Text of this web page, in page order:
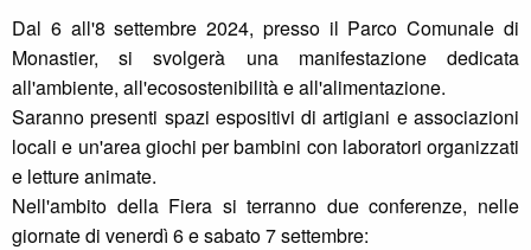
Dal 6 all'8 settembre 2024, presso il Parco Comunale di
Monastier, si svolgerà una manifestazione dedicata
all'ambiente, all'ecosostenibilità e all'alimentazione.
Saranno presenti spazi espositivi di artigiani e associazioni
locali e un'area giochi per bambini con laboratori organizzati
e letture animate.
Nell'ambito della Fiera si terranno due conferenze, nelle
giornate di venerdì 6 e sabato 7 settembre: